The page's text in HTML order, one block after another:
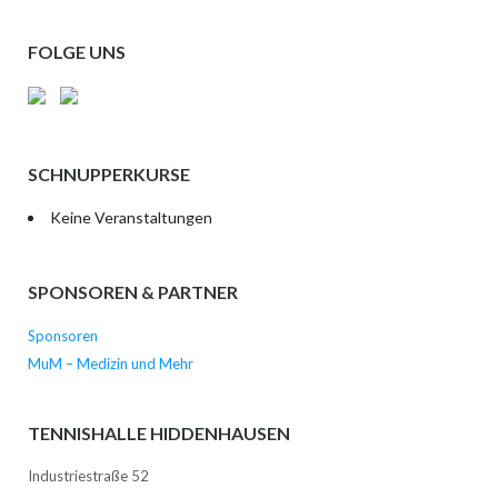
FOLGE UNS
SCHNUPPERKURSE
Keine Veranstaltungen
SPONSOREN & PARTNER
Sponsoren
MuM – Medizin und Mehr
TENNISHALLE HIDDENHAUSEN
Industriestraße 52